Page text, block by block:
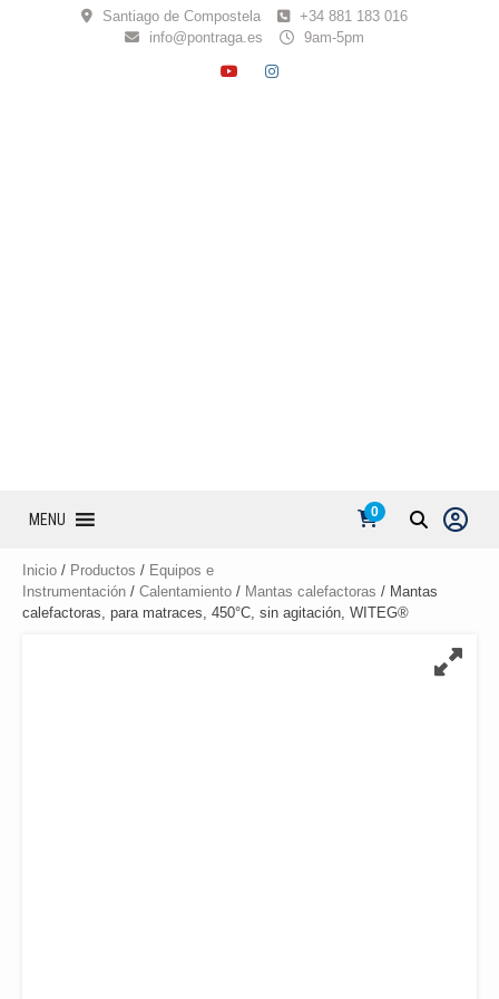
Santiago de Compostela
+34 881 183 016
info@pontraga.es
9am-5pm
YOUTUBE
INSTAGRAM
MENU 0
Inicio / Productos / Equipos e
Instrumentación / Calentamiento / Mantas calefactoras / Mantas
calefactoras, para matraces, 450°C, sin agitación, WITEG®